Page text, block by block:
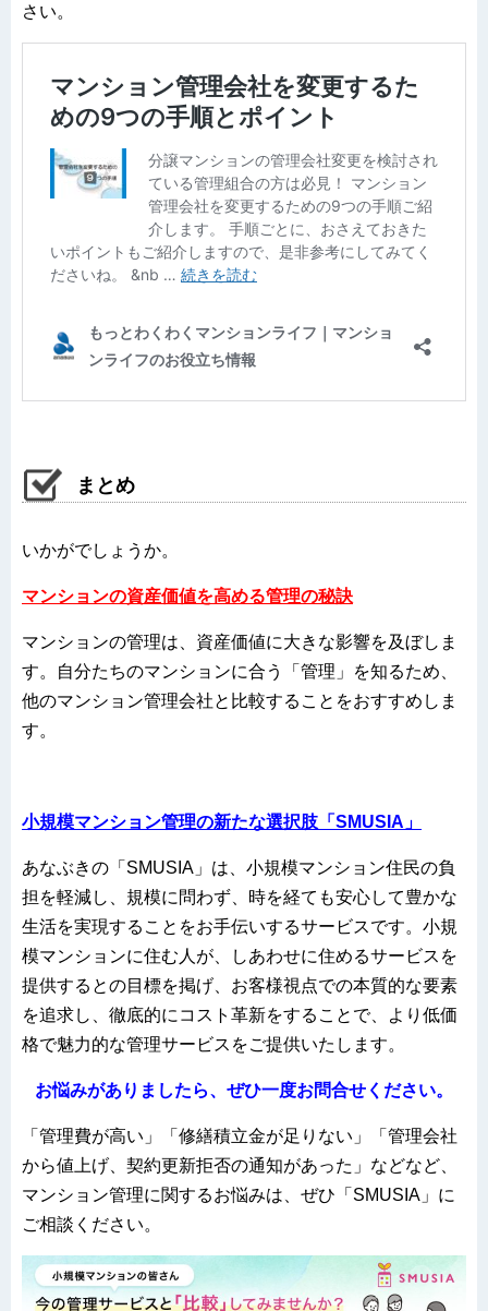
さい。
まとめ
いかがでしょうか。
マンションの資産価値を高める管理の秘訣
マンションの管理は、資産価値に大きな影響を及ぼしま
す。自分たちのマンションに合う「管理」を知るため、
他のマンション管理会社と比較することをおすすめしま
す。
小規模マンション管理の新たな選択肢「SMUSIA」
あなぶきの「SMUSIA」は、小規模マンション住民の負
担を軽減し、規模に問わず、時を経ても安心して豊かな
生活を実現することをお手伝いするサービスです。小規
模マンションに住む人が、しあわせに住めるサービスを
提供するとの目標を掲げ、お客様視点での本質的な要素
を追求し、徹底的にコスト革新をすることで、より低価
格で魅力的な管理サービスをご提供いたします。
お悩みがありましたら、ぜひ一度お問合せください。
「管理費が高い」「修繕積立金が足りない」「管理会社
から値上げ、契約更新拒否の通知があった」などなど、
マンション管理に関するお悩みは、ぜひ「SMUSIA」に
ご相談ください。